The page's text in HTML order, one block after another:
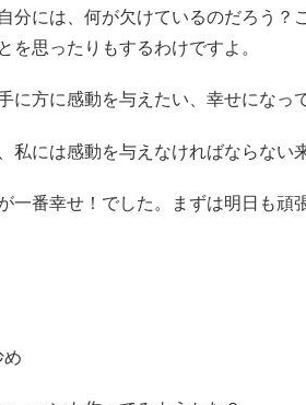
分には、何が欠けているのだろう？
を思ったりもするわけですよ。
に方に感動を与えたい、幸せになっ
私には感動を与えなければならない
一番幸せ！でした。まずは明日も頑
め